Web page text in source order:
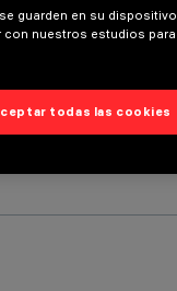
guarden en su dispositivo
con nuestros estudios para
todas las cookies